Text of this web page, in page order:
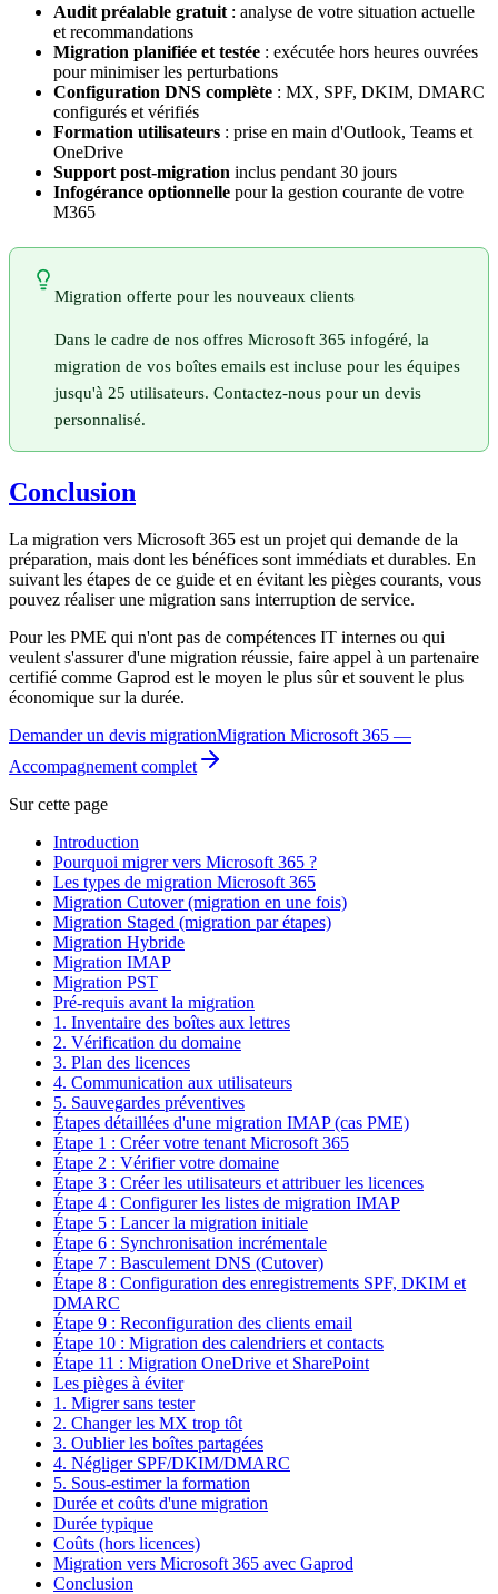
Audit préalable gratuit : analyse de votre situation actuelle
et recommandations
Migration planifiée et testée : exécutée hors heures ouvrées
pour minimiser les perturbations
Configuration DNS complète : MX, SPF, DKIM, DMARC
configurés et vérifiés
Formation utilisateurs : prise en main d'Outlook, Teams et
OneDrive
Support post-migration inclus pendant 30 jours
Infogérance optionnelle pour la gestion courante de votre
M365
Migration offerte pour les nouveaux clients
Dans le cadre de nos offres Microsoft 365 infogéré, la
migration de vos boîtes emails est incluse pour les équipes
jusqu'à 25 utilisateurs. Contactez-nous pour un devis
personnalisé.
Conclusion
La migration vers Microsoft 365 est un projet qui demande de la
préparation, mais dont les bénéfices sont immédiats et durables. En
suivant les étapes de ce guide et en évitant les pièges courants, vous
pouvez réaliser une migration sans interruption de service.
Pour les PME qui n'ont pas de compétences IT internes ou qui
veulent s'assurer d'une migration réussie, faire appel à un partenaire
certifié comme Gaprod est le moyen le plus sûr et souvent le plus
économique sur la durée.
Demander un devis migrationMigration Microsoft 365 —
Accompagnement complet
Sur cette page
Introduction
Pourquoi migrer vers Microsoft 365 ?
Les types de migration Microsoft 365
Migration Cutover (migration en une fois)
Migration Staged (migration par étapes)
Migration Hybride
Migration IMAP
Migration PST
Pré-requis avant la migration
1. Inventaire des boîtes aux lettres
2. Vérification du domaine
3. Plan des licences
4. Communication aux utilisateurs
5. Sauvegardes préventives
Étapes détaillées d'une migration IMAP (cas PME)
Étape 1 : Créer votre tenant Microsoft 365
Étape 2 : Vérifier votre domaine
Étape 3 : Créer les utilisateurs et attribuer les licences
Étape 4 : Configurer les listes de migration IMAP
Étape 5 : Lancer la migration initiale
Étape 6 : Synchronisation incrémentale
Étape 7 : Basculement DNS (Cutover)
Étape 8 : Configuration des enregistrements SPF, DKIM et
DMARC
Étape 9 : Reconfiguration des clients email
Étape 10 : Migration des calendriers et contacts
Étape 11 : Migration OneDrive et SharePoint
Les pièges à éviter
1. Migrer sans tester
2. Changer les MX trop tôt
3. Oublier les boîtes partagées
4. Négliger SPF/DKIM/DMARC
5. Sous-estimer la formation
Durée et coûts d'une migration
Durée typique
Coûts (hors licences)
Migration vers Microsoft 365 avec Gaprod
Conclusion